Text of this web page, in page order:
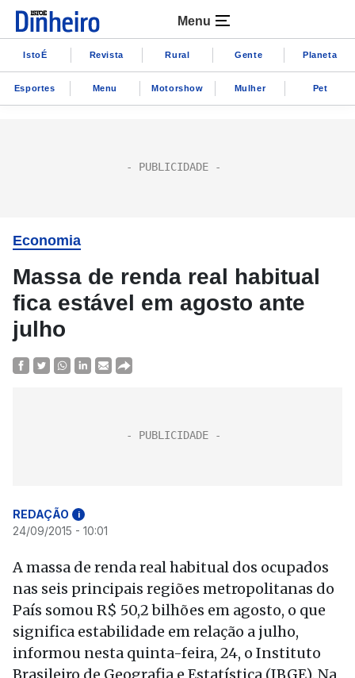
Menu
IstoÉ Revista Rural Gente Planeta
Esportes Menu Motorshow Mulher Pet
Economia
Massa de renda real habitual
fica estável em agosto ante
julho
REDAÇÃO i
24/09/2015 - 10:01
A massa de renda real habitual dos ocupados
nas seis principais regiões metropolitanas do
País somou R$ 50,2 bilhões em agosto, o que
significa estabilidade em relação a julho,
informou nesta quinta-feira, 24, o Instituto